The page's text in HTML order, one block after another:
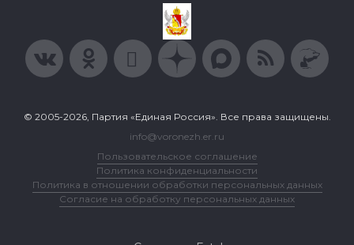
© 2005-2026, Партия «Единая Россия». Все права защищены.
info@voronezh.er.ru
Пользовательское соглашение
Политика конфиденциальности
Политика в отношении обработки персональных данных
Согласие на обработку персональных данных